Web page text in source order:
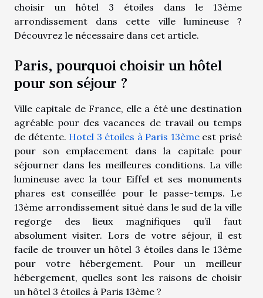
choisir un hôtel 3 étoiles dans le 13ème
arrondissement dans cette ville lumineuse ?
Découvrez le nécessaire dans cet article.
Paris, pourquoi choisir un hôtel
pour son séjour ?
Ville capitale de France, elle a été une destination
agréable pour des vacances de travail ou temps
de détente. Hotel 3 étoiles à Paris 13èmeest prisé
pour son emplacement dans la capitale pour
séjourner dans les meilleures conditions. La ville
lumineuse avec la tour Eiffel et ses monuments
phares est conseillée pour le passe-temps. Le
13ème arrondissement situé dans le sud de la ville
regorge des lieux magnifiques qu’il faut
absolument visiter. Lors de votre séjour, il est
facile de trouver un hôtel 3 étoiles dans le 13ème
pour votre hébergement. Pour un meilleur
hébergement, quelles sont les raisons de choisir
un hôtel 3 étoiles à Paris 13ème ?